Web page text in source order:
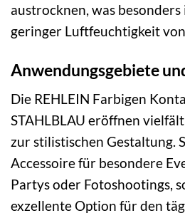
austrocknen, was
geringer Luftfeuchtigkeit
Anwendungsgebiete
Die REHLEIN Farbigen
STAHLBLAU eröffnen
zur stilistischen Gestaltung.
Accessoire für besondere
Partys oder Fotoshootings,
exzellente Option für den